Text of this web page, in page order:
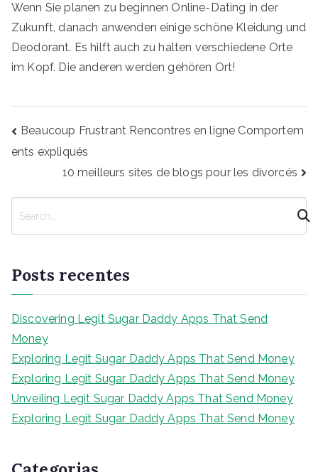
Wenn Sie planen zu beginnen Online-Dating in der
Zukunft, danach anwenden einige schöne Kleidung und
Deodorant. Es hilft auch zu halten verschiedene Orte
im Kopf. Die anderen werden gehören Ort!
Navegação
Post
Beaucoup Frustrant Rencontres en ligne Comportem
ents expliqués
10 meilleurs sites de blogs pour les divorcés
u
i
s
r
Posts recentes
Discovering Legit Sugar Daddy Apps That Send
Money
Exploring Legit Sugar Daddy Apps That Send Money
Exploring Legit Sugar Daddy Apps That Send Money
Unveiling Legit Sugar Daddy Apps That Send Money
Exploring Legit Sugar Daddy Apps That Send Money